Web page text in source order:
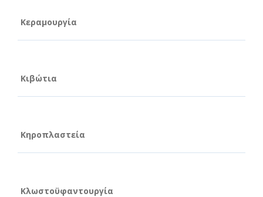
Κεραμουργία
Κιβώτια
Κηροπλαστεία
Κλωστοϋφαντουργία